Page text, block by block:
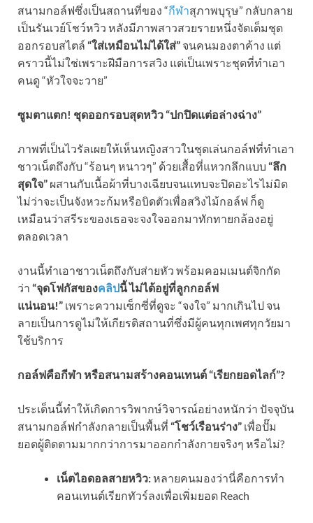
สนามกอล์ฟซึ่งเป็นสถานที่ของ “กีฬาสุภาพบุรุษ” กลับกลาย
เป็นรันเวย์โชว์หวิว หลังมีภาพสาวสวยรายหนึ่งจัดเต็มชุด
ออกรอบสไตล์ “ใส่เหมือนไม่ได้ใส่” จนคนมองตาค้าง แต่
คราวนี้ไม่ใช่เพราะฝีมือการสวิง แต่เป็นเพราะชุดที่ทำเอา
คนดู “หัวใจจะวาย”
ซูมตาแตก! ชุดออกรอบสุดหวิว “ปกปิดแต่อล่างฉ่าง”
ภาพที่เป็นไวรัลเผยให้เห็นหญิงสาวในชุดเล่นกอล์ฟที่ทำเอา
ชาวเน็ตถึงกับ “ร้อนๆ หนาวๆ” ด้วยเสื้อที่แหวกลึกแบบ “ลึก
สุดใจ” ผสานกับเนื้อผ้าที่บางเฉียบจนแทบจะปิดอะไรไม่มิด
ไม่ว่าจะเป็นจังหวะก้มหรือบิดตัวเพื่อสวิงไม้กอล์ฟ ก็ดู
เหมือนว่าสรีระของเธอจะจงใจออกมาทักทายกล้องอยู่
ตลอดเวลา
งานนี้ทำเอาชาวเน็ตถึงกับส่ายหัว พร้อมคอมเมนต์จิกกัด
ว่า “จุดโฟกัสของคลิปนี้ ไม่ได้อยู่ที่ลูกกอล์ฟ
แน่นอน!” เพราะความเซ็กซี่ที่ดูจะ “จงใจ” มากเกินไป จน
ลายเป็นการดูไม่ให้เกียรติสถานที่ซึ่งมีผู้คนทุกเพศทุกวัยมา
ใช้บริการ
กอล์ฟคือกีฬา หรือสนามสร้างคอนเทนต์ “เรียกยอดไลก์”?
ประเด็นนี้ทำให้เกิดการวิพากษ์วิจารณ์อย่างหนักว่า ปัจจุบัน
สนามกอล์ฟกำลังกลายเป็นพื้นที่ “โชว์เรือนร่าง” เพื่อปั๊ม
ยอดผู้ติดตามมากกว่าการมาออกกำลังกายจริงๆ หรือไม่?
เน็ตไอดอลสายหวิว:หลายคนมองว่านี่คือการทำ
คอนเทนต์เรียกทัวร์ลงเพื่อเพิ่มยอด Reach